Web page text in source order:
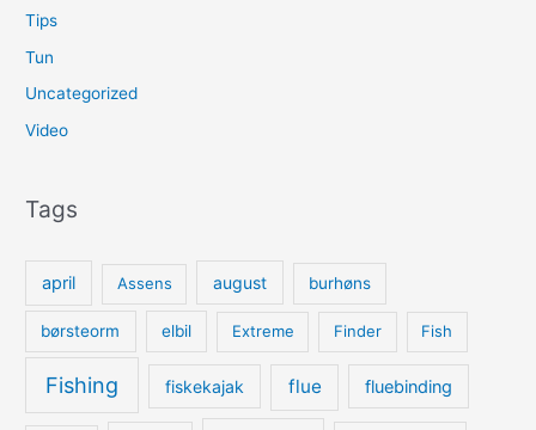
Tips
Tun
Uncategorized
Video
Tags
april Assens august burhøns
børsteorm elbil Extreme Finder Fish
Fishing fiskekajak flue fluebinding